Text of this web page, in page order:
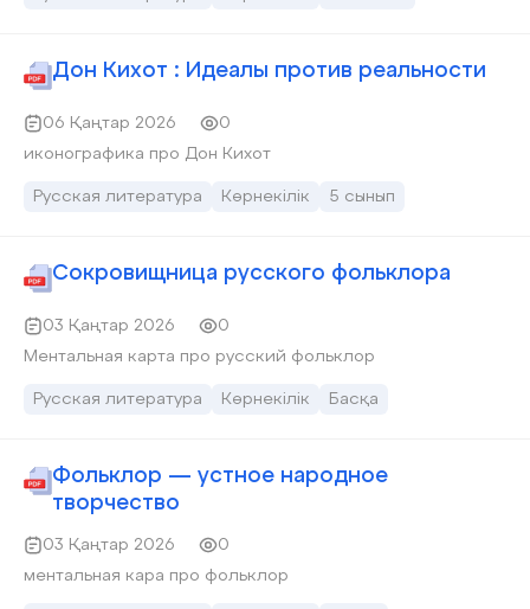
Дон Кихот : Идеалы против реальности
06 Қаңтар 2026
0
иконографика про Дон Кихот
Русская литература Көрнекілік 5 сынып
Сокровищница русского фольклора
03 Қаңтар 2026
0
Ментальная карта про русский фольклор
Русская литература Көрнекілік Басқа
Фольклор — устное народное
творчество
03 Қаңтар 2026
0
ментальная кара про фольклор